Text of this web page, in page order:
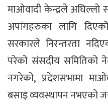
माओवादी केन्द्रले अघिल्लो
अपांगहरुका लागि
सरकारले निरन्तरता
परेको संसदीय समितिको
नगरेको, प्रदेशसभामा
बसाइ व्यवस्थापन नभएको